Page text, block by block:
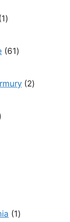
11
6161
22
11